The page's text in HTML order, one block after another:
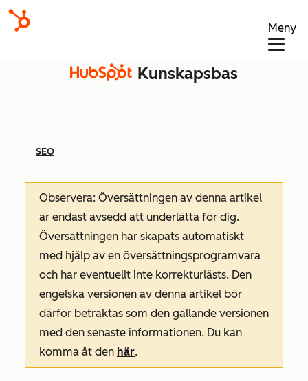
Meny
Kunskapsbas
SEO
Observera: Översättningen av denna artikel
är endast avsedd att underlätta för dig.
Översättningen har skapats automatiskt
med hjälp av en översättningsprogramvara
och har eventuellt inte korrekturlästs. Den
engelska versionen av denna artikel bör
därför betraktas som den gällande versionen
med den senaste informationen. Du kan
komma åt den här.